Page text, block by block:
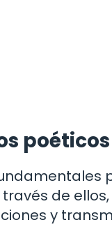
poéticos
de
y